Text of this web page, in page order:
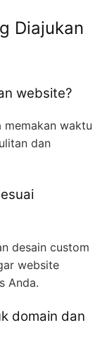
Diajukan
website?
memakan waktu
dan
desain custom
website
Anda.
domain dan